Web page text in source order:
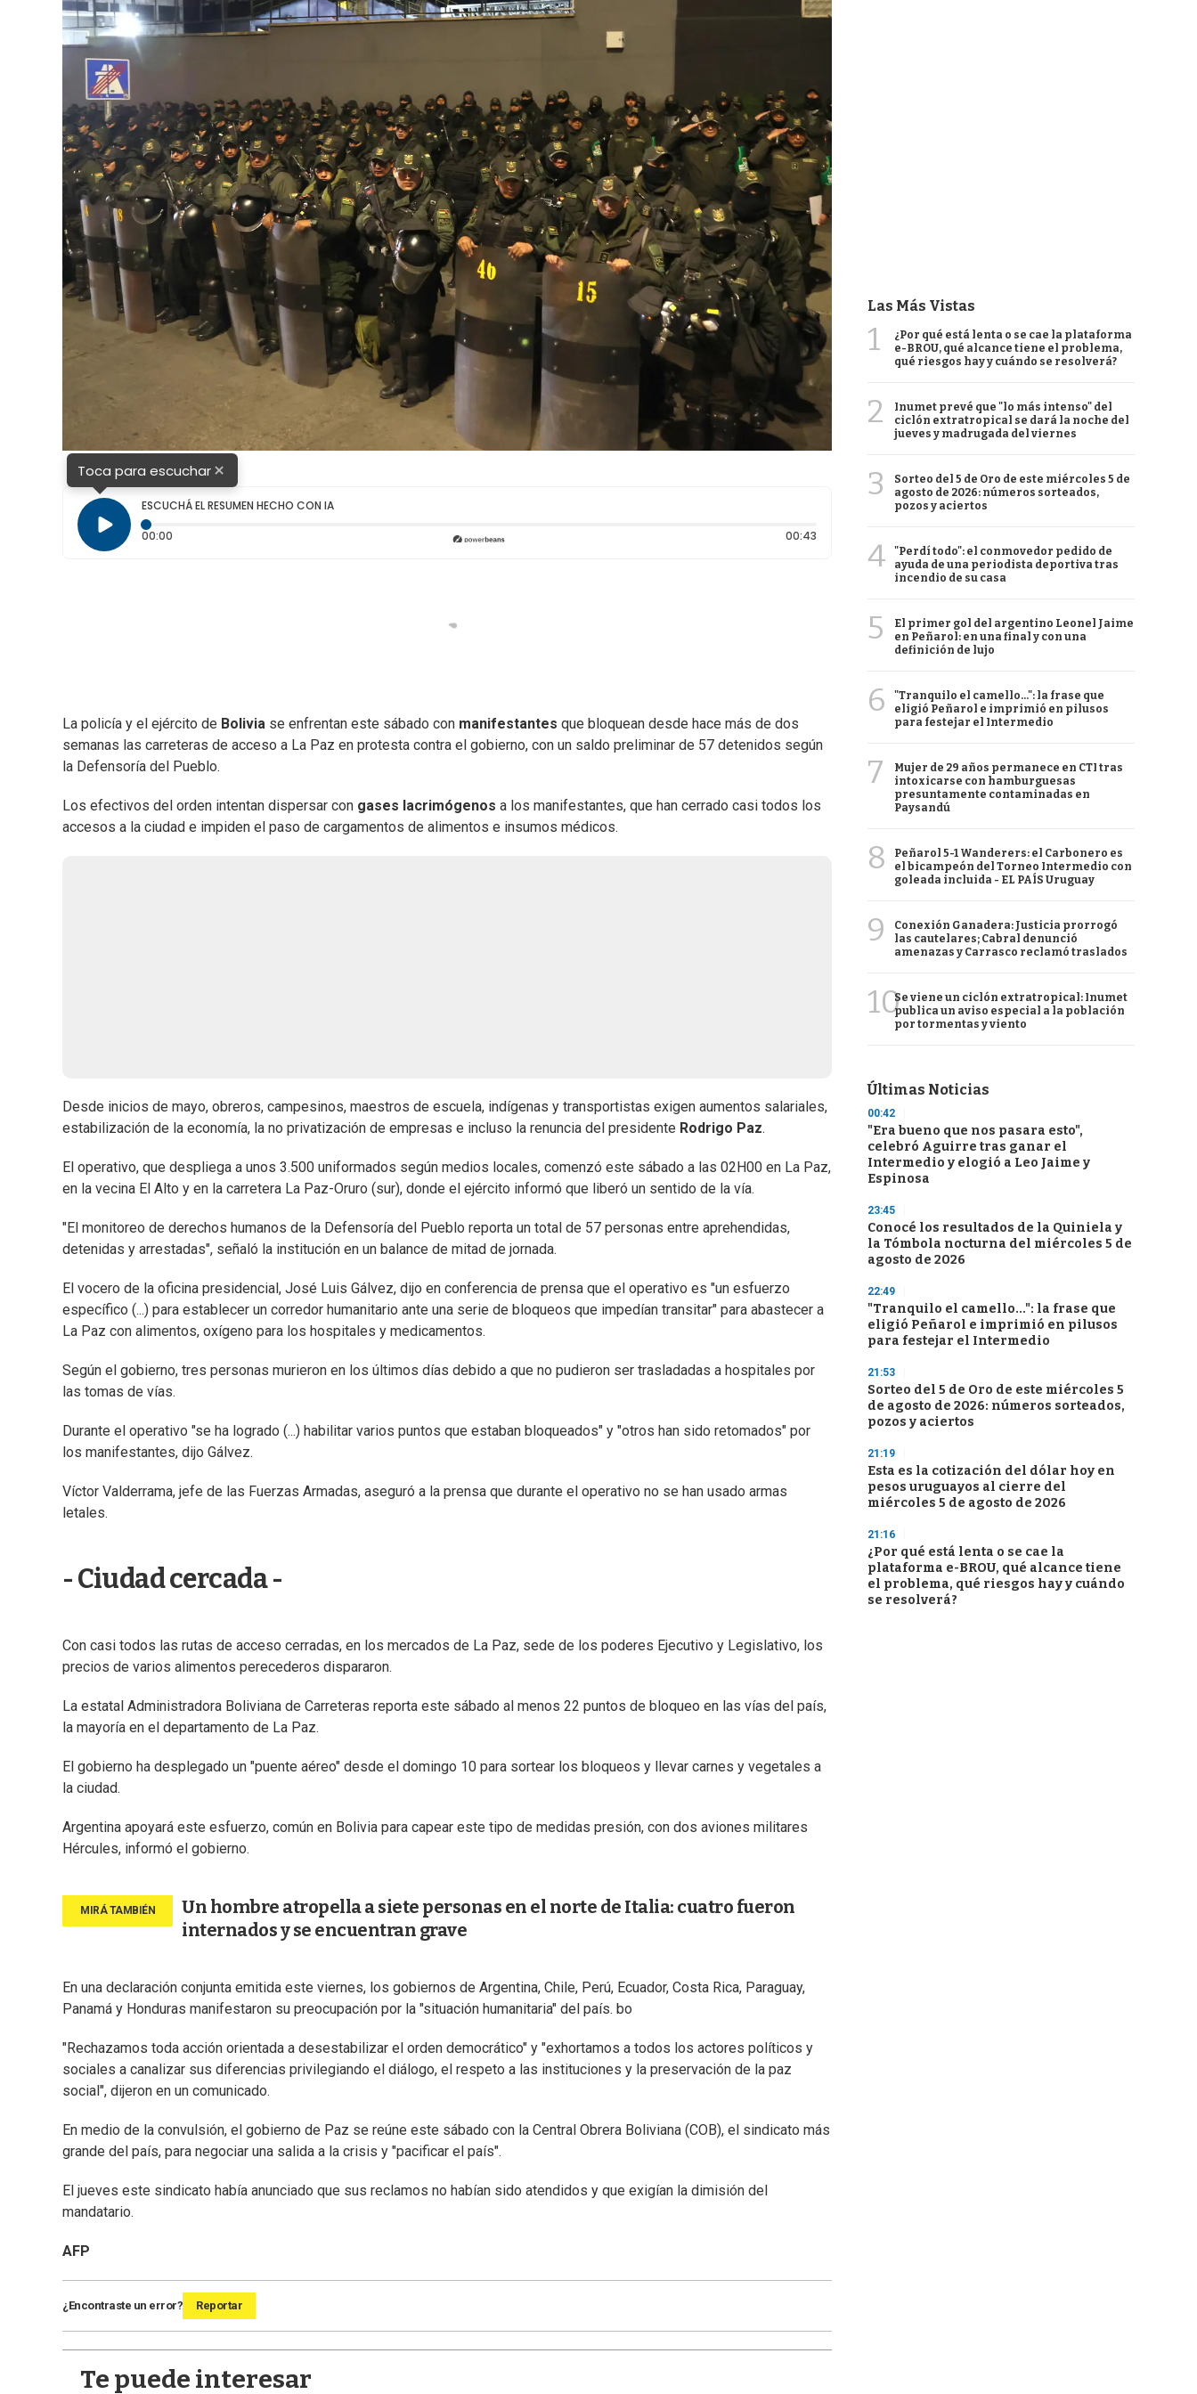
Toca para escuchar×
ESCUCHÁ EL RESUMEN HECHO CON IA
00:00
00:43Duración: 43 segundos
La policía y el ejército de Bolivia se enfrentan este sábado con manifestantes que bloquean desde hace más de dos
semanas las carreteras de acceso a La Paz en protesta contra el gobierno, con un saldo preliminar de 57 detenidos según
la Defensoría del Pueblo.
Los efectivos del orden intentan dispersar con gases lacrimógenos a los manifestantes, que han cerrado casi todos los
accesos a la ciudad e impiden el paso de cargamentos de alimentos e insumos médicos.
Desde inicios de mayo, obreros, campesinos, maestros de escuela, indígenas y transportistas exigen aumentos salariales,
estabilización de la economía, la no privatización de empresas e incluso la renuncia del presidente Rodrigo Paz.
El operativo, que despliega a unos 3.500 uniformados según medios locales, comenzó este sábado a las 02H00 en La Paz,
en la vecina El Alto y en la carretera La Paz-Oruro (sur), donde el ejército informó que liberó un sentido de la vía.
"El monitoreo de derechos humanos de la Defensoría del Pueblo reporta un total de 57 personas entre aprehendidas,
detenidas y arrestadas", señaló la institución en un balance de mitad de jornada.
El vocero de la oficina presidencial, José Luis Gálvez, dijo en conferencia de prensa que el operativo es "un esfuerzo
específico (...) para establecer un corredor humanitario ante una serie de bloqueos que impedían transitar" para abastecer a
La Paz con alimentos, oxígeno para los hospitales y medicamentos.
Según el gobierno, tres personas murieron en los últimos días debido a que no pudieron ser trasladadas a hospitales por
las tomas de vías.
Durante el operativo "se ha logrado (...) habilitar varios puntos que estaban bloqueados" y "otros han sido retomados" por
los manifestantes, dijo Gálvez.
Víctor Valderrama, jefe de las Fuerzas Armadas, aseguró a la prensa que durante el operativo no se han usado armas
letales.
- Ciudad cercada -
Con casi todos las rutas de acceso cerradas, en los mercados de La Paz, sede de los poderes Ejecutivo y Legislativo, los
precios de varios alimentos perecederos dispararon.
La estatal Administradora Boliviana de Carreteras reporta este sábado al menos 22 puntos de bloqueo en las vías del país,
la mayoría en el departamento de La Paz.
El gobierno ha desplegado un "puente aéreo" desde el domingo 10 para sortear los bloqueos y llevar carnes y vegetales a
la ciudad.
Argentina apoyará este esfuerzo, común en Bolivia para capear este tipo de medidas presión, con dos aviones militares
Hércules, informó el gobierno.
Un hombre atropella a siete personas en el norte de Italia: cuatro fueron
internados y se encuentran grave
En una declaración conjunta emitida este viernes, los gobiernos de Argentina, Chile, Perú, Ecuador, Costa Rica, Paraguay,
Panamá y Honduras manifestaron su preocupación por la "situación humanitaria" del país. bo
"Rechazamos toda acción orientada a desestabilizar el orden democrático" y "exhortamos a todos los actores políticos y
sociales a canalizar sus diferencias privilegiando el diálogo, el respeto a las instituciones y la preservación de la paz
social", dijeron en un comunicado.
En medio de la convulsión, el gobierno de Paz se reúne este sábado con la Central Obrera Boliviana (COB), el sindicato más
grande del país, para negociar una salida a la crisis y "pacificar el país".
El jueves este sindicato había anunciado que sus reclamos no habían sido atendidos y que exigían la dimisión del
mandatario.
AFP
¿Encontraste un error? Reportar
Te puede interesar
Las Más Vistas
1
¿Por qué está lenta o se cae la plataforma
e-BROU, qué alcance tiene el problema,
qué riesgos hay y cuándo se resolverá?
2
Inumet prevé que "lo más intenso" del
ciclón extratropical se dará la noche del
jueves y madrugada del viernes
3
Sorteo del 5 de Oro de este miércoles 5 de
agosto de 2026: números sorteados,
pozos y aciertos
4
"Perdí todo": el conmovedor pedido de
ayuda de una periodista deportiva tras
incendio de su casa
5
El primer gol del argentino Leonel Jaime
en Peñarol: en una final y con una
definición de lujo
6
"Tranquilo el camello...": la frase que
eligió Peñarol e imprimió en pilusos
para festejar el Intermedio
7
Mujer de 29 años permanece en CTI tras
intoxicarse con hamburguesas
presuntamente contaminadas en
Paysandú
8
Peñarol 5-1 Wanderers: el Carbonero es
el bicampeón del Torneo Intermedio con
goleada incluida - EL PAÍS Uruguay
9
Conexión Ganadera: Justicia prorrogó
las cautelares; Cabral denunció
amenazas y Carrasco reclamó traslados
10Se viene un ciclón extratropical: Inumet
publica un aviso especial a la población
por tormentas y viento
Últimas Noticias
00:42
"Era bueno que nos pasara esto",
celebró Aguirre tras ganar el
Intermedio y elogió a Leo Jaime y
Espinosa
23:45
Conocé los resultados de la Quiniela y
la Tómbola nocturna del miércoles 5 de
agosto de 2026
22:49
"Tranquilo el camello...": la frase que
eligió Peñarol e imprimió en pilusos
para festejar el Intermedio
21:53
Sorteo del 5 de Oro de este miércoles 5
de agosto de 2026: números sorteados,
pozos y aciertos
21:19
Esta es la cotización del dólar hoy en
pesos uruguayos al cierre del
miércoles 5 de agosto de 2026
21:16
¿Por qué está lenta o se cae la
plataforma e-BROU, qué alcance tiene
el problema, qué riesgos hay y cuándo
se resolverá?